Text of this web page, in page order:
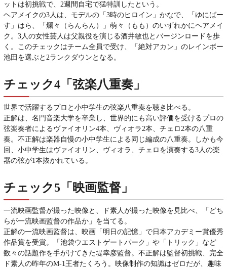
ットは初挑戦で、2週間自宅で猛特訓したという。
ヘアメイクの3人は、モデルの「3時のヒロイン」かなで、「ゆにばー
す」はら、「爛々（らんらん）」萌々（もも）のいずれかにヘアメイ
ク。3人の女性芸人は父親役を演じる酒井敏也とバージンロードを歩
く。このチェックはチーム全員で受け、「絶対アカン」のレインボー
池田を選ぶと2ランクダウンとなる。
チェック4「弦楽八重奏」
世界で活躍するプロと小中学生の弦楽八重奏を聴き比べる。
正解は、名門音楽大学を卒業し、世界的にも高い評価を受けるプロの
弦楽奏者によるヴァイオリン4本、ヴィオラ2本、チェロ2本の八重
奏。不正解は楽器自慢の小中学生による同じ編成の八重奏。しかも今
回、小中学生はヴァイオリン、ヴィオラ、チェロを演奏する3人の楽
器の弦が1本抜かれている。
チェック5「映画監督」
一流映画監督が撮った映像と、ド素人が撮った映像を見比べ、「どち
らが一流映画監督の作品か」を当てる。
正解の一流映画監督は、映画「明日の記憶」で日本アカデミー賞優秀
作品賞を受賞。「池袋ウエストゲートパーク」や「トリック」など
数々の話題作を手がけてきた堤幸彦監督。不正解は監督初挑戦、完全
ド素人の昨年のM-1王者たくろう。映像制作の知識はゼロだが、趣味